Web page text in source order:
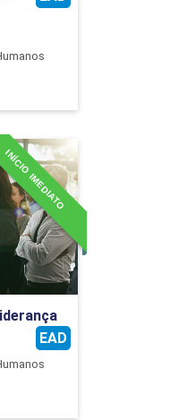
DE RH E
E
EAD
INÍCIO IMEDIATO
e
Liderança
curso